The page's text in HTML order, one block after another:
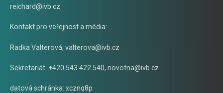
reichard@ivb.cz
Kontakt pro veřejnost a média:
Radka Valterová, valterova@ivb.cz
Sekretariát: +420 543 422 540, novotna@ivb.cz
datová schránka: xcznq8p